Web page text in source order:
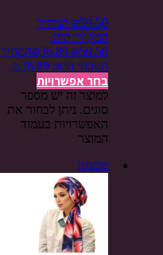
₪59.50
המחיר
המקורי היה:
₪59.50.
₪36.89
המחיר
הנוכחי הוא: ₪36.89.
בחר אפשרויות
למוצר זה יש מספר
סוגים. ניתן לבחור את
האפשרויות בעמוד
המוצר
מבצע!